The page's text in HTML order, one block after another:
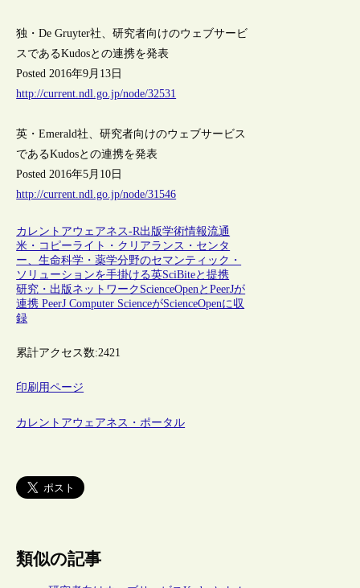
独・De Gruyter社、研究者向けのウェブサービ
スであるKudosとの連携を発表
Posted 2016年9月13日
http://current.ndl.go.jp/node/32531
英・Emerald社、研究者向けのウェブサービス
であるKudosとの連携を発表
Posted 2016年5月10日
http://current.ndl.go.jp/node/31546
カレントアウェアネス-R出版学術情報流通
米・コピーライト・クリアランス・センタ
ー、生命科学・薬学分野のセマンティック・
ソリューションを手掛ける英SciBiteと提携
研究・出版ネットワークScienceOpenとPeerJが
連携 PeerJ Computer ScienceがScienceOpenに収
録
累計アクセス数:2421
印刷用ページ
カレントアウェアネス・ポータル
類似の記事